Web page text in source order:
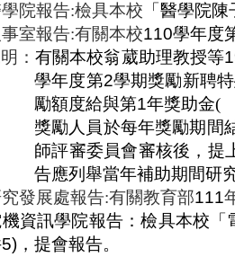
院報告:檢具本校 「醫學院
事室報告:有關本校110學年度
：有關本校翁葳助理教授等
學年度第2學期獎勵新聘
勵額度給與第1年獎助金(
獎勵人員於每年獎勵期間
師評審委員會審核後，提
告應列舉當年補助期間研
發展處報告:有關教育部111
機資訊學院報告：檢具本校
5)，提會報告。